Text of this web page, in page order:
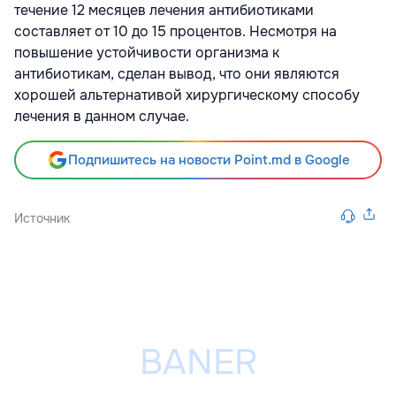
течение 12 месяцев лечения антибиотиками
составляет от 10 до 15 процентов. Несмотря на
повышение устойчивости организма к
антибиотикам, сделан вывод, что они являются
хорошей альтернативой хирургическому способу
лечения в данном случае.
Подпишитесь на новости Point.md в Google
Источник